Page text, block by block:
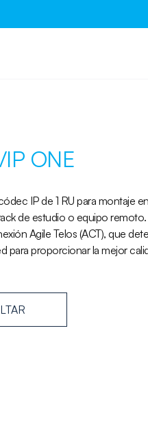
ONE
IP de 1 RU para montaje
de estudio o equipo
Agile Telos (ACT), que
para proporcionar la mejor